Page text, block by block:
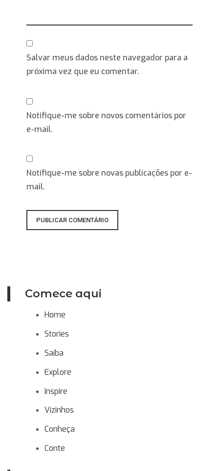
Comece aqui
Home
Stories
Saiba
Explore
Inspire
Vizinhos
Conheça
Conte
Salvar meus dados neste navegador para a
próxima vez que eu comentar.
Notifique-me sobre novos comentários por
e-mail.
Notifique-me sobre novas publicações por e-
mail.